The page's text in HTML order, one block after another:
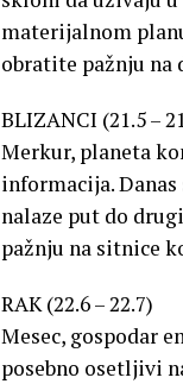
materijalnom
obratite pažnju na
BLIZANCI (21.5 –
Merkur, planeta
informacija.
nalaze put do
pažnju na sitnice
RAK (22.6 – 22.7)
Mesec, gospodar
posebno osetljivi